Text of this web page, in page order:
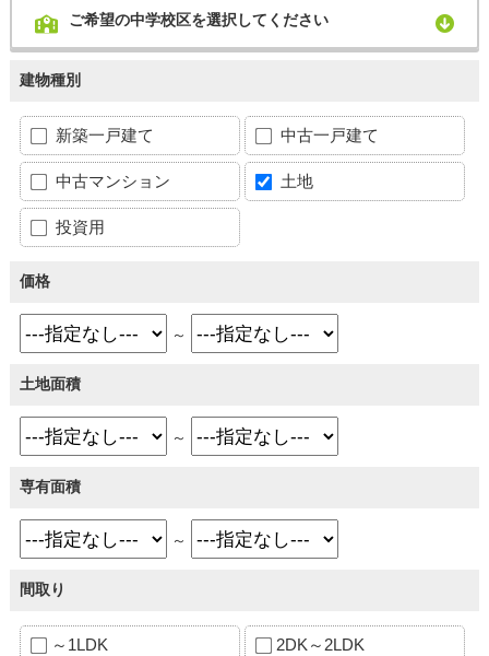
ご希望の中学校区を選択してください
建物種別
新築一戸建て 中古一戸建て
中古マンション 土地
投資用
価格
～
土地面積
～
専有面積
～
間取り
～1LDK 2DK～2LDK